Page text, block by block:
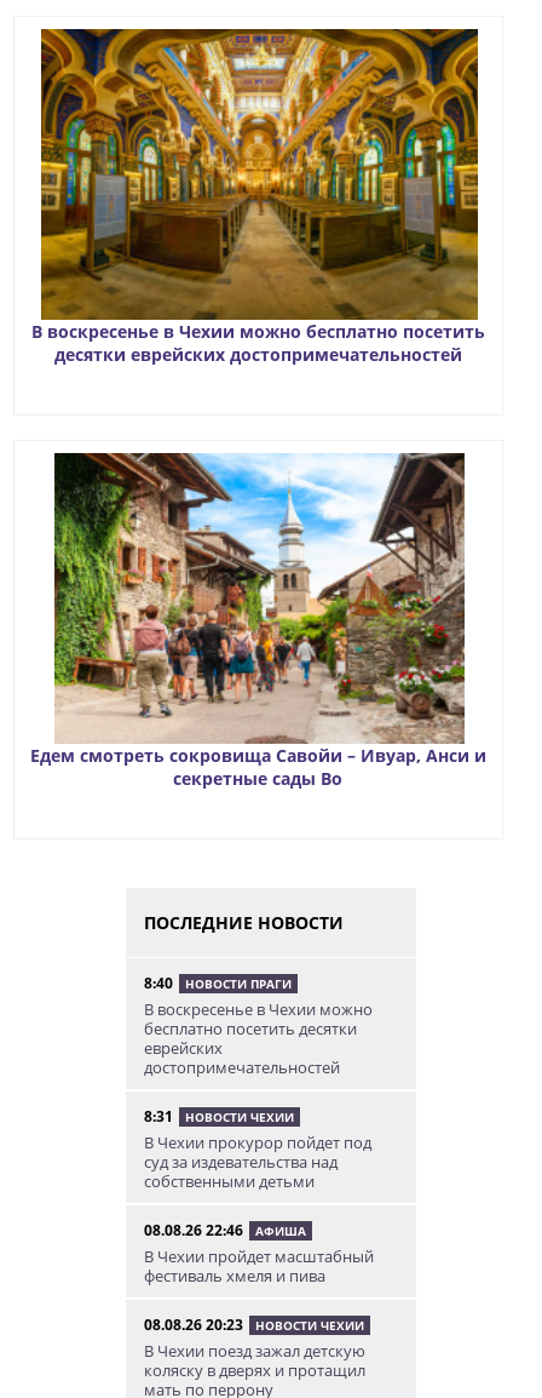
В воскресенье в Чехии можно бесплатно посетить
десятки еврейских достопримечательностей
Едем смотреть сокровища Савойи – Ивуар, Анси и
секретные сады Во
ПОСЛЕДНИЕ НОВОСТИ
8:40 НОВОСТИ ПРАГИ
В воскресенье в Чехии можно
бесплатно посетить десятки
еврейских
достопримечательностей
8:31 НОВОСТИ ЧЕХИИ
В Чехии прокурор пойдет под
суд за издевательства над
собственными детьми
08.08.26 22:46 АФИША
В Чехии пройдет масштабный
фестиваль хмеля и пива
08.08.26 20:23 НОВОСТИ ЧЕХИИ
В Чехии поезд зажал детскую
коляску в дверях и протащил
мать по перрону